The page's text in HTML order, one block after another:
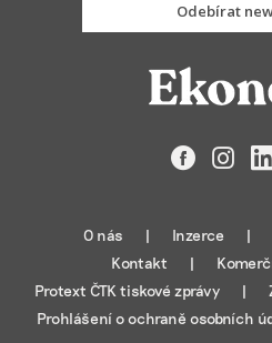
Odebírat
O nás Inzerce
Kontakt
Protext ČTK tiskové zprávy
Prohlášení o ochraně osobních